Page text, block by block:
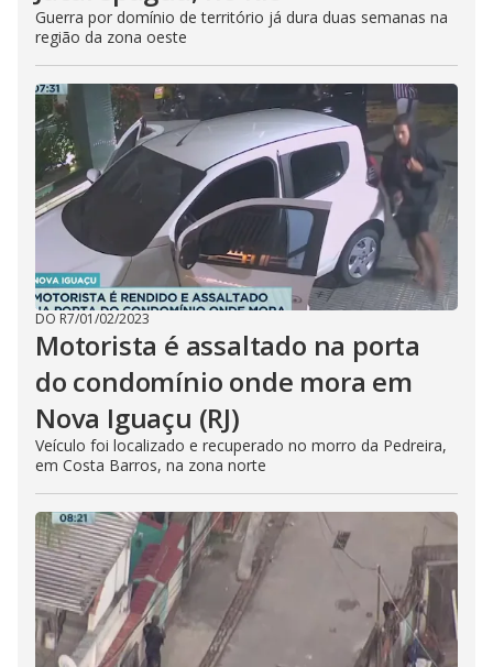
Guerra por domínio de território já dura duas semanas na
região da zona oeste
DO R7/01/02/2023
Motorista é assaltado na porta
do condomínio onde mora em
Nova Iguaçu (RJ)
Veículo foi localizado e recuperado no morro da Pedreira,
em Costa Barros, na zona norte